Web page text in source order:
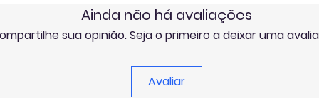
Ainda não há avaliações
sua opinião. Seja o primeiro a deixar uma
Avaliar